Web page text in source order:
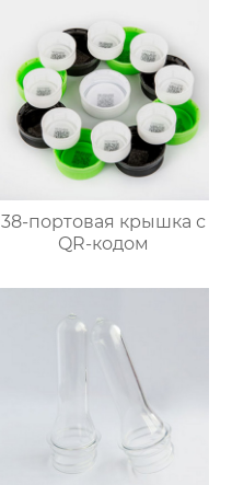
38-портовая крышка с
QR-кодом